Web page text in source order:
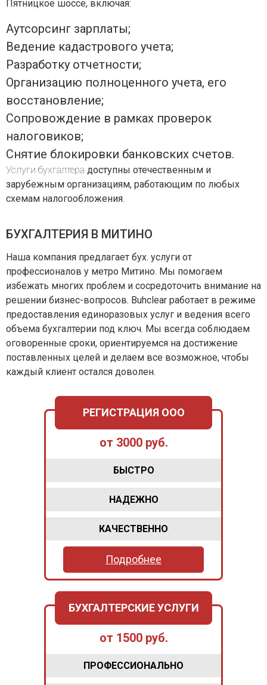
Пятницкое шоссе, включая:
Аутсорсинг зарплаты;
Ведение кадастрового учета;
Разработку отчетности;
Организацию полноценного учета, его
восстановление;
Сопровождение в рамках проверок
налоговиков;
Снятие блокировки банковских счетов.
Услуги бухгалтера доступны отечественным и
зарубежным организациям, работающим по любых
схемам налогообложения.
БУХГАЛТЕРИЯ В МИТИНО
Наша компания предлагает бух. услуги от
профессионалов у метро Митино. Мы помогаем
избежать многих проблем и сосредоточить внимание на
решении бизнес-вопросов. Buhclear работает в режиме
предоставления единоразовых услуг и ведения всего
объема бухгалтерии под ключ. Мы всегда соблюдаем
оговоренные сроки, ориентируемся на достижение
поставленных целей и делаем все возможное, чтобы
каждый клиент остался доволен.
РЕГИСТРАЦИЯ ООО
от 3000 руб.
БЫСТРО
НАДЕЖНО
КАЧЕСТВЕННО
Подробнее
БУХГАЛТЕРСКИЕ УСЛУГИ
от 1500 руб.
ПРОФЕССИОНАЛЬНО